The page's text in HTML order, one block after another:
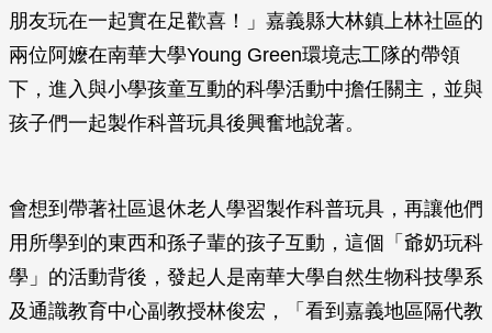
朋友玩在一起實在足歡喜！」嘉義縣大林鎮上林社區的
兩位阿嬤在南華大學Young Green環境志工隊的帶領
下，進入與小學孩童互動的科學活動中擔任關主，並與
孩子們一起製作科普玩具後興奮地說著。
會想到帶著社區退休老人學習製作科普玩具，再讓他們
用所學到的東西和孫子輩的孩子互動，這個「爺奶玩科
學」的活動背後，發起人是南華大學自然生物科技學系
及通識教育中心副教授林俊宏，「看到嘉義地區隔代教